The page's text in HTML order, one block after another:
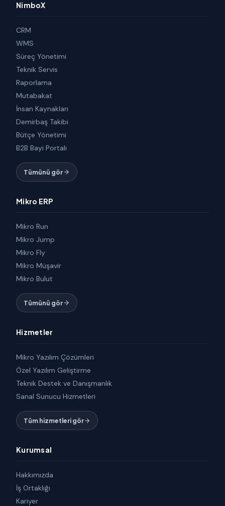
NimboX
CRM
WMS
Süreç Yönetimi
Teknik Servis
Raporlama
Mutabakat
İnsan Kaynakları
Demirbaş Takibi
Bütçe Yönetimi
B2B Bayi Portalı
Tümünü gör
Mikro ERP
Mikro Run
Mikro Jump
Mikro Fly
Mikro Müşavir
Mikro Bulut
Tümünü gör
Hizmetler
Mikro Yazılım Çözümleri
Özel Yazılım Geliştirme
Teknik Destek ve Danışmanlık
Sanal Sunucu Hizmetleri
Tüm hizmetleri gör
Kurumsal
Hakkımızda
İş Ortaklığı
Kariyer